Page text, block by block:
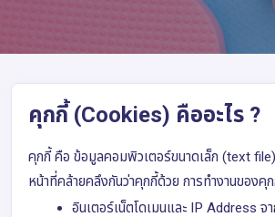
คุกกี้ (Cookies) คืออะไร ?
คุกกี้ คือ ข้อมูลคอมพิวเตอร์ขนาดเล็ก (text file)
หน้าที่คล้ายคลึงกันว่าคุกกี้ด้วย การทำงานของคุ
อินเตอร์เน็ตโดเมนและ IP Address จ